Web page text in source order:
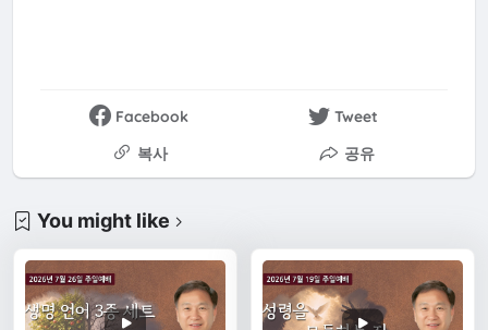
Facebook
Tweet
복사
공유
You might like